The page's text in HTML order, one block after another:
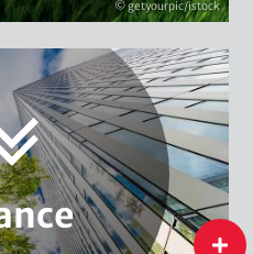
© getyourpic/istock
im Finanzsektor
flip